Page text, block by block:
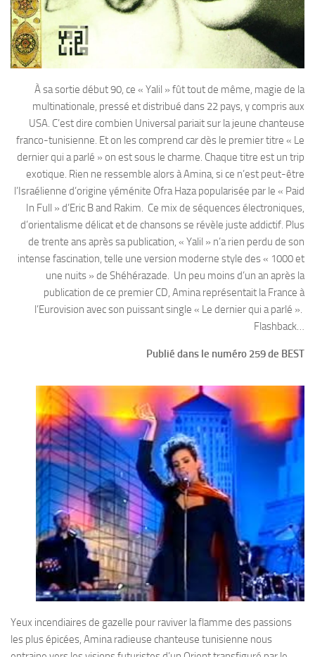
À sa sortie début 90, ce « Yalil » fût tout de même, magie de la
multinationale, pressé et distribué dans 22 pays, y compris aux
USA. C’est dire combien Universal pariait sur la jeune chanteuse
franco-tunisienne. Et on les comprend car dès le premier titre « Le
dernier qui a parlé » on est sous le charme. Chaque titre est un trip
exotique. Rien ne ressemble alors à Amina, si ce n’est peut-être
l’Israélienne d’origine yéménite Ofra Haza popularisée par le « Paid
In Full » d’Eric B and Rakim. Ce mix de séquences électroniques,
d’orientalisme délicat et de chansons se révèle juste addictif. Plus
de trente ans après sa publication, « Yalil » n’a rien perdu de son
intense fascination, telle une version moderne style des « 1000 et
une nuits » de Shéhérazade. Un peu moins d’un an après la
publication de ce premier CD, Amina représentait la France à
l’Eurovision avec son puissant single « Le dernier qui a parlé ».
Flashback…
Publié dans le numéro 259 de BEST
Yeux incendiaires de gazelle pour raviver la flamme des passions
les plus épicées, Amina radieuse chanteuse tunisienne nous